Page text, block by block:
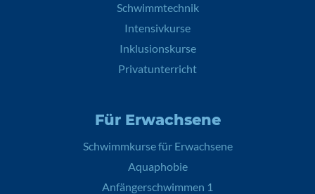
Schwimmtechnik
Intensivkurse
Inklusionskurse
Privatunterricht
Für Erwachsene
Schwimmkurse für Erwachsene
Aquaphobie
Anfängerschwimmen 1